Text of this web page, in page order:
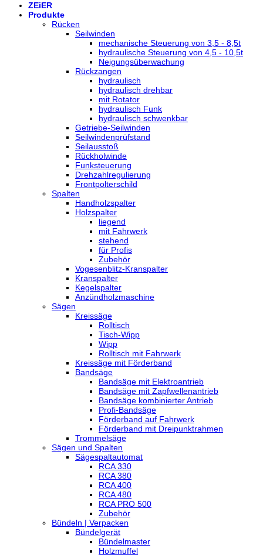
ZEiER
Produkte
Rücken
Seilwinden
mechanische Steuerung von 3,5 - 8,5t
hydraulische Steuerung von 4,5 - 10,5t
Neigungsüberwachung
Rückzangen
hydraulisch
hydraulisch drehbar
mit Rotator
hydraulisch Funk
hydraulisch schwenkbar
Getriebe-Seilwinden
Seilwindenprüfstand
Seilausstoß
Rückholwinde
Funksteuerung
Drehzahlregulierung
Frontpolterschild
Spalten
Handholzspalter
Holzspalter
liegend
mit Fahrwerk
stehend
für Profis
Zubehör
Vogesenblitz-Kranspalter
Kranspalter
Kegelspalter
Anzündholzmaschine
Sägen
Kreissäge
Rolltisch
Tisch-Wipp
Wipp
Rolltisch mit Fahrwerk
Kreissäge mit Förderband
Bandsäge
Bandsäge mit Elektroantrieb
Bandsäge mit Zapfwellenantrieb
Bandsäge kombinierter Antrieb
Profi-Bandsäge
Förderband auf Fahrwerk
Förderband mit Dreipunktrahmen
Trommelsäge
Sägen und Spalten
Sägespaltautomat
RCA 330
RCA 380
RCA 400
RCA 480
RCA PRO 500
Zubehör
Bündeln | Verpacken
Bündelgerät
Bündelmaster
Holzmuffel